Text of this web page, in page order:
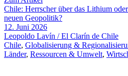
Chile: Herrscher über das Lithium
neuen Geopolitik?
12. Juni 2026
Leopoldo Lavín / El Clarín de Chile
Chile, Globalisierung &
Länder, Ressourcen & Umwelt,